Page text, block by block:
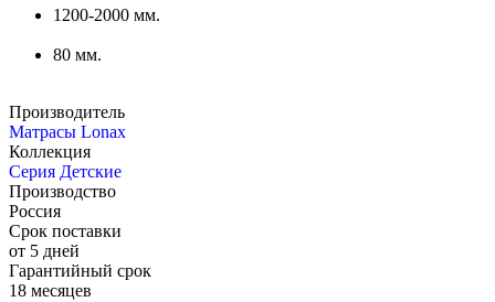
1200-2000 мм.
80 мм.
Производитель
Матрасы Lonax
Коллекция
Серия Детские
Производство
Россия
Срок поставки
от 5 дней
Гарантийный срок
18 месяцев